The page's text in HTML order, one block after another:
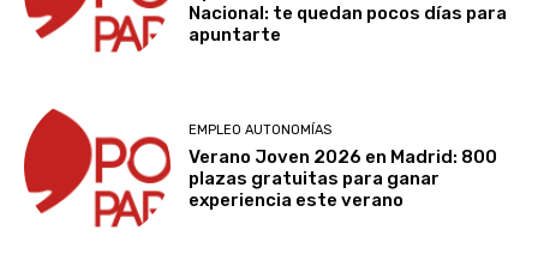
Nacional: te quedan pocos días para
apuntarte
EMPLEO AUTONOMÍAS
Verano Joven 2026 en Madrid: 800
plazas gratuitas para ganar
experiencia este verano